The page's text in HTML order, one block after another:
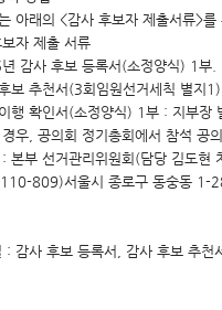
아래의 <감사 후보자 제출서류>
자 제출 서류
사 후보 등록서(소정양식) 1부.
추천서(3회임원선거세칙 별지
확인서(소정양식) 1부 : 지부장
우, 공의회 정기총회에서 참석 공
: 본부 선거관리위원회(담당 김도
809)서울시 종로구 동숭동 1-
: 감사 후보 등록서, 감사 후보 추천